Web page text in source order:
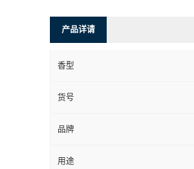
产品详请
香型
货号
品牌
用途